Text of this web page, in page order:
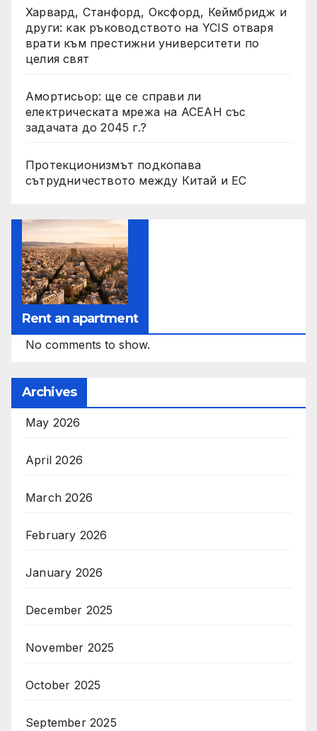
Харвард, Станфорд, Оксфорд, Кеймбридж и
други: как ръководството на YCIS отваря
врати към престижни университети по
целия свят
Амортисьор: ще се справи ли
електрическата мрежа на АСЕАН със
задачата до 2045 г.?
Протекционизмът подкопава
сътрудничеството между Китай и ЕС
Rent an apartment
No comments to show.
Archives
May 2026
April 2026
March 2026
February 2026
January 2026
December 2025
November 2025
October 2025
September 2025